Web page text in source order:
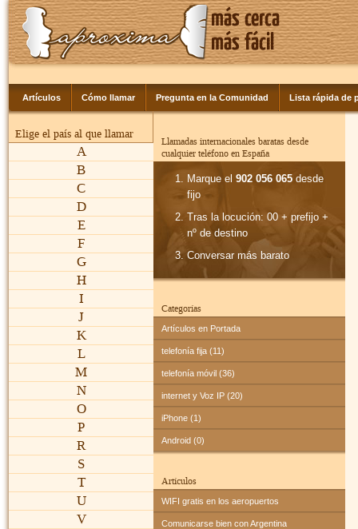
Artículos Cómo llamar Pregunta en la Comunidad Lista rápida de
Elige el país al que llamar
A
B
C
D
E
F
G
H
I
J
K
L
M
N
O
P
R
S
T
U
V
Llamadas internacionales baratas desde
cualquier teléfono en España
Marque el902 056 065 desde
fijo
Tras la locución: 00 + prefijo +
nº de destino
Conversar más barato
Categorías
Artículos en Portada
telefonía fija (11)
telefonía móvil (36)
internet y Voz IP (20)
iPhone (1)
Android (0)
Artículos
WIFI gratis en los aeropuertos
Comunicarse bien con Argentina